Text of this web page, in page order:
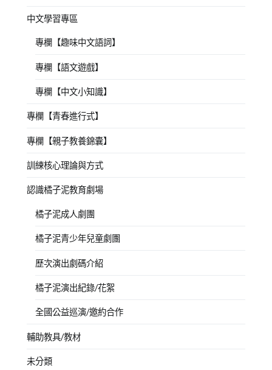
中文學習專區
專欄【趣味中文語詞】
專欄【語文遊戲】
專欄【中文小知識】
專欄【青春進行式】
專欄【親子教養錦囊】
訓練核心理論與方式
認識橘子泥教育劇場
橘子泥成人劇團
橘子泥青少年兒童劇團
歷次演出劇碼介紹
橘子泥演出紀錄/花絮
全國公益巡演/邀約合作
輔助教具/教材
未分類